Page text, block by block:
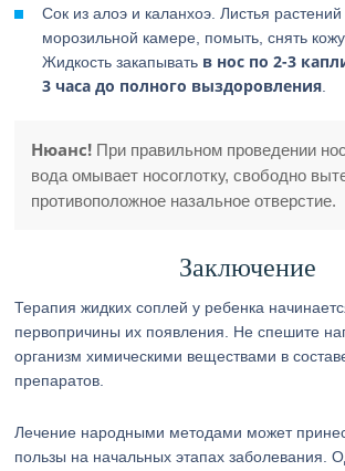
Сок из алоэ и каланхоэ. Листья
морозильной камере, помыть, снять
Жидкость закапывать в нос по 2-3
3 часа до полного выздоровления
Нюанс! При правильном проведении
вода омывает носоглотку, свободно
противоположное назальное отверстие.
Заключение
Терапия жидких соплей у ребенка
первопричины их появления. Не спешите
организм химическими веществами в
препаратов.
Лечение народными методами может
пользы на начальных этапах заболевания.